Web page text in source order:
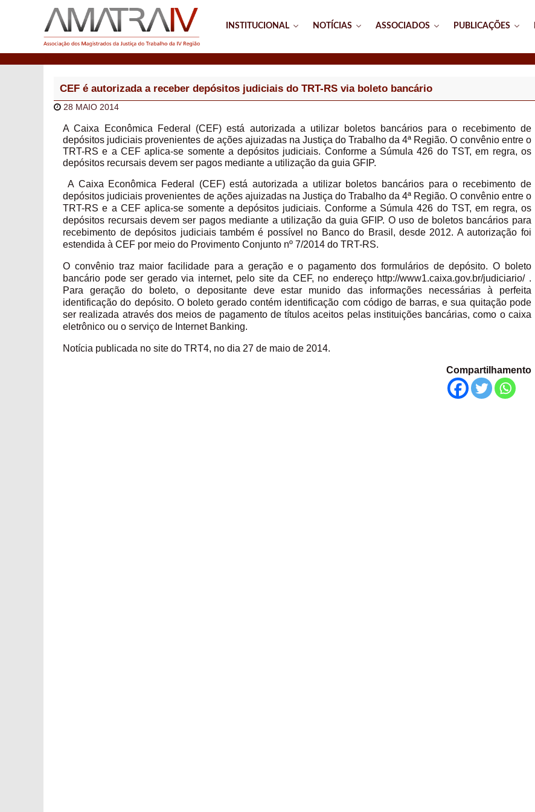
INSTITUCIONAL NOTÍCIAS ASSOCIADOS PUBLICAÇÕES
CEF é autorizada a receber depósitos judiciais do TRT-RS via boleto bancário
28 MAIO 2014
A Caixa Econômica Federal (CEF) está autorizada a utilizar boletos bancários para o recebimento de
depósitos judiciais provenientes de ações ajuizadas na Justiça do Trabalho da 4ª Região. O convênio entre o
TRT-RS e a CEF aplica-se somente a depósitos judiciais. Conforme a Súmula 426 do TST, em regra, os
depósitos recursais devem ser pagos mediante a utilização da guia GFIP.
A Caixa Econômica Federal (CEF) está autorizada a utilizar boletos bancários para o recebimento de
depósitos judiciais provenientes de ações ajuizadas na Justiça do Trabalho da 4ª Região. O convênio entre o
TRT-RS e a CEF aplica-se somente a depósitos judiciais. Conforme a Súmula 426 do TST, em regra, os
depósitos recursais devem ser pagos mediante a utilização da guia GFIP. O uso de boletos bancários para
recebimento de depósitos judiciais também é possível no Banco do Brasil, desde 2012. A autorização foi
estendida à CEF por meio do Provimento Conjunto nº 7/2014 do TRT-RS.
O convênio traz maior facilidade para a geração e o pagamento dos formulários de depósito. O boleto
bancário pode ser gerado via internet, pelo site da CEF, no endereço http://www1.caixa.gov.br/judiciario/ .
Para geração do boleto, o depositante deve estar munido das informações necessárias à perfeita
identificação do depósito. O boleto gerado contém identificação com código de barras, e sua quitação pode
ser realizada através dos meios de pagamento de títulos aceitos pelas instituições bancárias, como o caixa
eletrônico ou o serviço de Internet Banking.
Notícia publicada no site do TRT4, no dia 27 de maio de 2014.
Compartilhamento